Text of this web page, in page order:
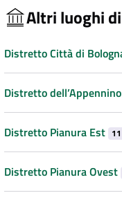
Altri luoghi
Distretto Città di
Distretto
Distretto Pianura Est 11
Distretto Pianura Ovest